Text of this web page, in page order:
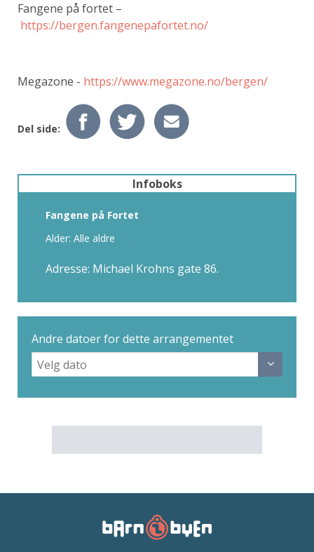
Fangene på fortet –
https://bergen.fangenepafortet.no/
Megazone - https://www.megazone.no/bergen/
Del side:
Infoboks
Fangene på Fortet
Alder: Alle aldre
Adresse: Michael Krohns gate 86.
Andre datoer for dette arrangementet